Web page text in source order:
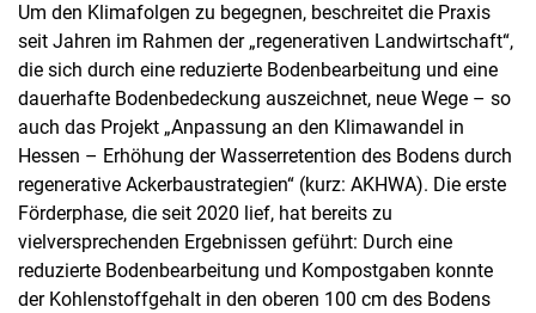
Um den Klimafolgen zu begegnen, beschreitet die Praxis
seit Jahren im Rahmen der „regenerativen Landwirtschaft“,
die sich durch eine reduzierte Bodenbearbeitung und eine
dauerhafte Bodenbedeckung auszeichnet, neue Wege – so
auch das Projekt „Anpassung an den Klimawandel in
Hessen – Erhöhung der Wasserretention des Bodens durch
regenerative Ackerbaustrategien“ (kurz: AKHWA). Die erste
Förderphase, die seit 2020 lief, hat bereits zu
vielversprechenden Ergebnissen geführt: Durch eine
reduzierte Bodenbearbeitung und Kompostgaben konnte
der Kohlenstoffgehalt in den oberen 100 cm des Bodens